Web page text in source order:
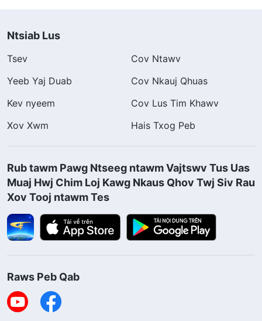
Ntsiab Lus
Tsev
Cov Ntawv
Yeeb Yaj Duab
Cov Nkauj Qhuas
Kev nyeem
Cov Lus Tim Khawv
Xov Xwm
Hais Txog Peb
Rub tawm Pawg Ntseeg ntawm Vajtswv Tus Uas
Muaj Hwj Chim Loj Kawg Nkaus Qhov Twj Siv Rau
Xov Tooj ntawm Tes
Raws Peb Qab